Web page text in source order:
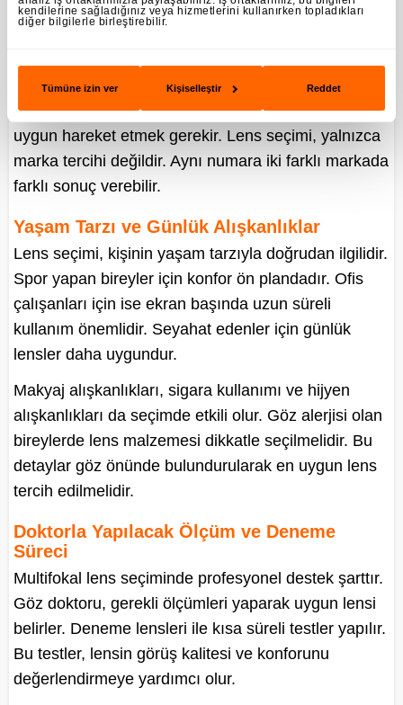
kendilerine sağladığınız veya hizmetlerini kullanırken topladıkları
diğer bilgilerle birleştirebilir.
Tümüne izin ver Kişiselleştir Reddet
alınmalıdır. Uygun olmayan lens, görüş kalitesini
Bazı bireyler için yumuşak lens uygunken, bazıları
için gaz geçirgen lens daha iyi sonuç verir. Reçeteye
uygun hareket etmek gerekir. Lens seçimi, yalnızca
marka tercihi değildir. Aynı numara iki farklı markada
farklı sonuç verebilir.
Yaşam Tarzı ve Günlük Alışkanlıklar
Lens seçimi, kişinin yaşam tarzıyla doğrudan ilgilidir.
Spor yapan bireyler için konfor ön plandadır. Ofis
çalışanları için ise ekran başında uzun süreli
kullanım önemlidir. Seyahat edenler için günlük
lensler daha uygundur.
Makyaj alışkanlıkları, sigara kullanımı ve hijyen
alışkanlıkları da seçimde etkili olur. Göz alerjisi olan
bireylerde lens malzemesi dikkatle seçilmelidir. Bu
detaylar göz önünde bulundurularak en uygun lens
tercih edilmelidir.
Doktorla Yapılacak Ölçüm ve Deneme
Süreci
Multifokal lens seçiminde profesyonel destek şarttır.
Göz doktoru, gerekli ölçümleri yaparak uygun lensi
belirler. Deneme lensleri ile kısa süreli testler yapılır.
Bu testler, lensin görüş kalitesi ve konforunu
değerlendirmeye yardımcı olur.